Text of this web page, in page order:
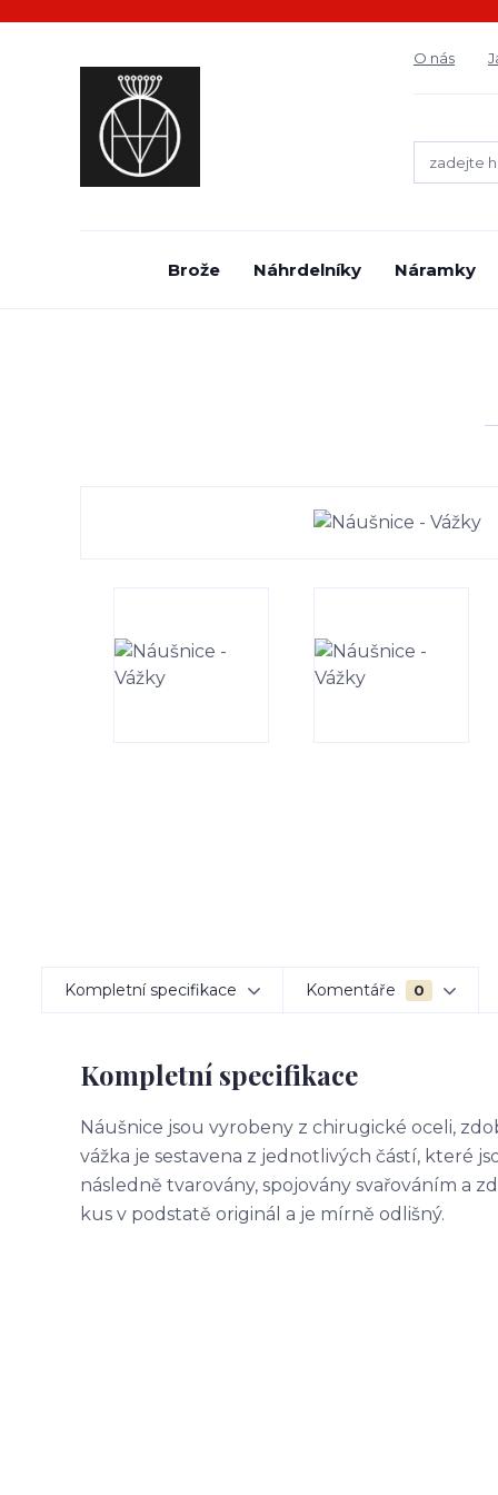
O nás
Brože Náhrdelníky Náramky
Kompletní specifikace Komentáře 0
Kompletní specifikace
Náušnice jsou vyrobeny z chirugické oceli,
vážka je sestavena z jednotlivých částí, které
následně tvarovány, spojovány svařováním a
kus v podstatě originál a je mírně odlišný.